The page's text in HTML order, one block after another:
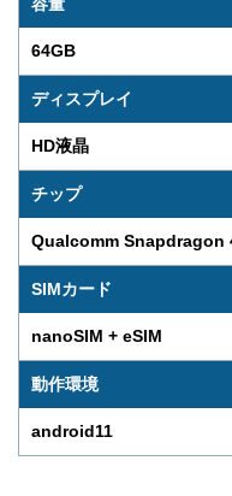
64GB
ディスプレイ
HD液晶
チップ
Qualcomm Snapdragon
SIMカード
nanoSIM + eSIM
動作環境
android11